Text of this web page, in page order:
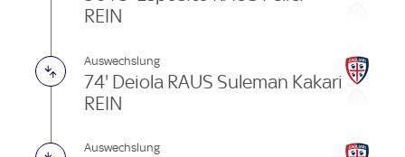
REIN
Auswechslung
74' Deiola RAUS Suleman Kakari
REIN
Auswechslung